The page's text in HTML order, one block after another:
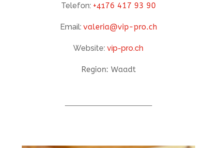
Telefon: +4176 417 93 90
Email: valeria@vip-pro.ch
Website:vip-pro.ch
Region: Waadt